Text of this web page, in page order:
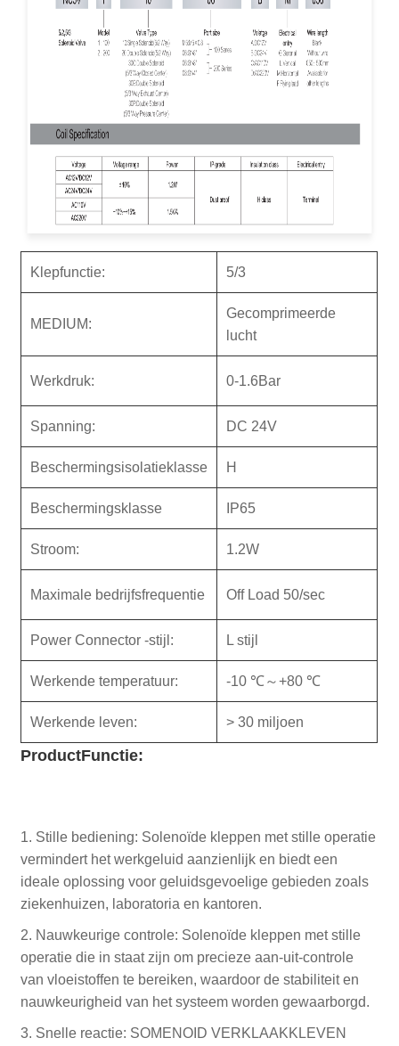
Klepfunctie: 5/3
M EDIUM:
Gecomprimeerde
lucht
Werkdruk: 0-1.6Bar
Spanning: DC 24V
Beschermingsisolatieklasse H
Beschermingsklasse IP65
Stroom: 1.2W
Maximale bedrijfsfrequentie Off Load 50/sec
Power Connector -stijl: L stijl
Werkende temperatuur: -10 ℃～+80 ℃
Werkende leven: > 30 miljoen
ProductFunctie:
1. Stille bediening: Solenoïde kleppen met stille operatie
vermindert het werkgeluid aanzienlijk en biedt een
ideale oplossing voor geluidsgevoelige gebieden zoals
ziekenhuizen, laboratoria en kantoren.
2. Nauwkeurige controle: Solenoïde kleppen met stille
operatie die in staat zijn om precieze aan-uit-controle
van vloeistoffen te bereiken, waardoor de stabiliteit en
nauwkeurigheid van het systeem worden gewaarborgd.
3. Snelle reactie: SOMENOID VERKLAAKKLEVEN